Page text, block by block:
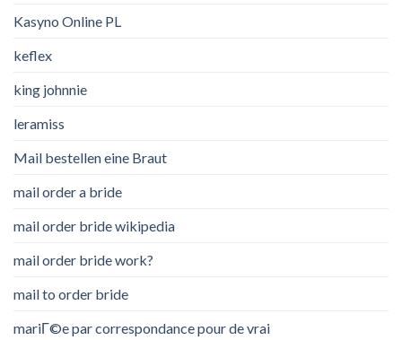
Kasyno Online PL
keflex
king johnnie
leramiss
Mail bestellen eine Braut
mail order a bride
mail order bride wikipedia
mail order bride work?
mail to order bride
mariГ©e par correspondance pour de vrai